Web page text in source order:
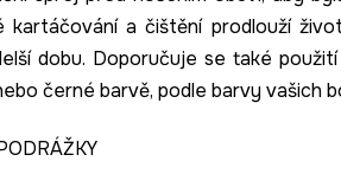
kartáčování a čištění prodlouží
dobu. Doporučuje se také
černé barvě, podle barvy vašich